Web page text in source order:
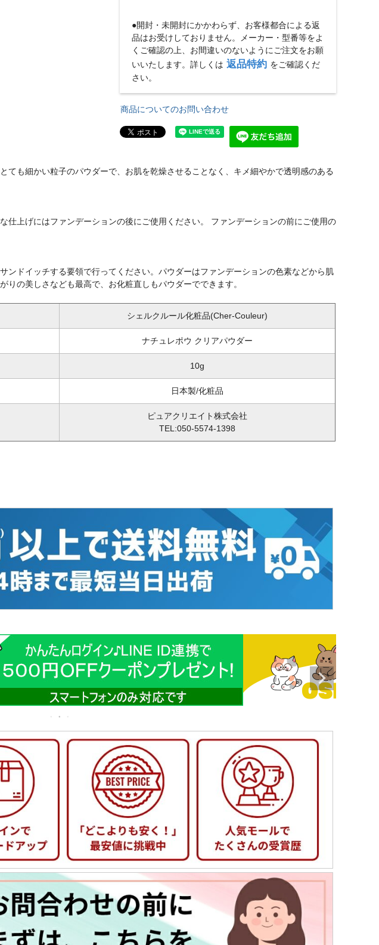
●開封・未開封にかかわらず、お客様都合による返
品はお受けしておりません。メーカー・型番等をよ
くご確認の上、お間違いのないようにご注文をお願
いいたします。詳しくは 返品特約 をご確認くだ
さい。
商品についてのお問い合わせ
ても細かい粒子のパウダーで、お肌を乾燥させることなく、キメ細やかで透明感のある
仕上げにはファンデーションの後にご使用ください。 ファンデーションの前にご使用の
ンドイッチする要領で行ってください。パウダーはファンデーションの色素などから肌
の美しさなども最高で、お化粧直しもパウダーでできます。
シェルクルール化粧品(Cher-Couleur)
ナチュレポウ クリアパウダー
10g
日本製/化粧品
ピュアクリエイト株式会社
TEL:050-5574-1398